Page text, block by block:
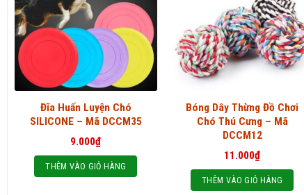
Đĩa Huấn Luyện Chó
SILICONE – Mã DCCM35
9.000₫
THÊM VÀO GIỎ HÀNG
Bóng Dây Thừng Đồ Chơi
Chó Thú Cưng – Mã
DCCM12
11.000₫
THÊM VÀO GIỎ HÀNG